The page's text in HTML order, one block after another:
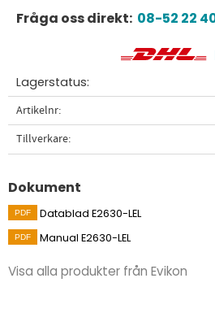
Fråga oss direkt: 08-52 22
Lagerstatus
Artikelnr
Tillverkare
Dokument
Datablad E2630-LEL
Manual E2630-LEL
Visa alla produkter från Evikon